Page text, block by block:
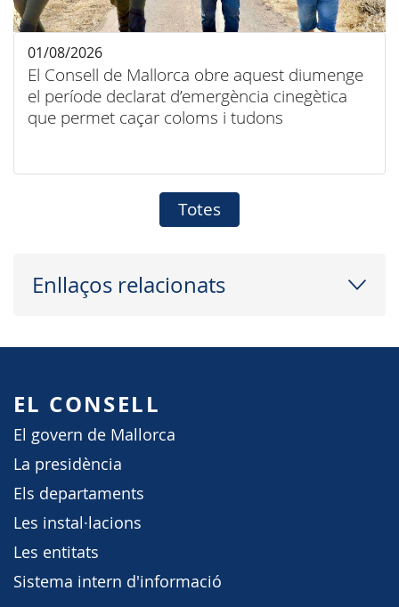
El Consell de Mallorca obre aquest diumenge
el període declarat d’emergència cinegètica
que permet caçar coloms i tudons
01/08/2026
Totes
Enllaços relacionats
EL CONSELL
El govern de Mallorca
La presidència
Els departaments
Les instal·lacions
Les entitats
Sistema intern d'informació